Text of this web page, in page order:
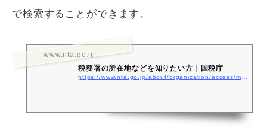
で検索することができます。
www.nta.go.jp
税務署の所在地などを知りたい方｜国税庁